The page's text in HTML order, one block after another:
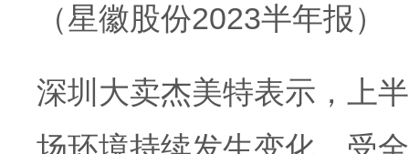
（星徽股份2023半年报）
深圳大卖杰美特表示，上